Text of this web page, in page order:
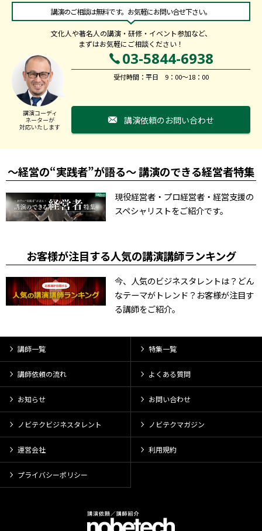
講演のご相談は無料です。お気軽にお問い合せ下さい。
文化人や著名人の講演・研修・イベント参加など、
まずはお気軽にご相談ください！
講演コーディ
ネーターが
対応いたします
03-5844-6938
受付時間：平日 9：00～18：00
講演依頼のお問い合わせ
～経営の“実践者”が語る～ 講演のできる経営者特集
現役経営者・プロ経営者・経営支援の
スペシャリストをご紹介です。
お客様が注目する人気の講演講師ランキング
今、人気のビジネスタレントは？どん
なテーマがトレンド？お客様が注目す
る講師をご紹介。
講師一覧 特集一覧
講師依頼の流れ よくある質問
お知らせ お問い合わせ
ノビテクビジネスタレント ノビテクマガジン
運営会社 利用規約
プライバシーポリシー